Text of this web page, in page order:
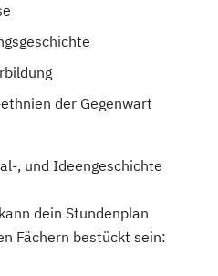
der Gegenwart
, und Ideengeschichte
kann dein Stundenplan
Fächern bestückt sein: